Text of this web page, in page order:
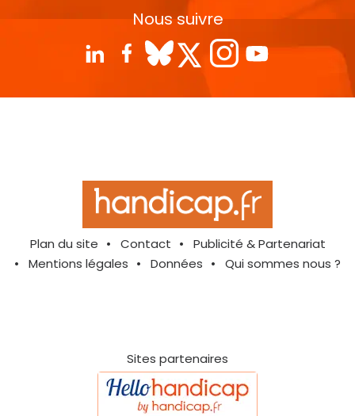
Nous suivre
Plan du site Contact
Publicité & Partenariat
Mentions légales
Données Qui sommes nous ?
Sites partenaires